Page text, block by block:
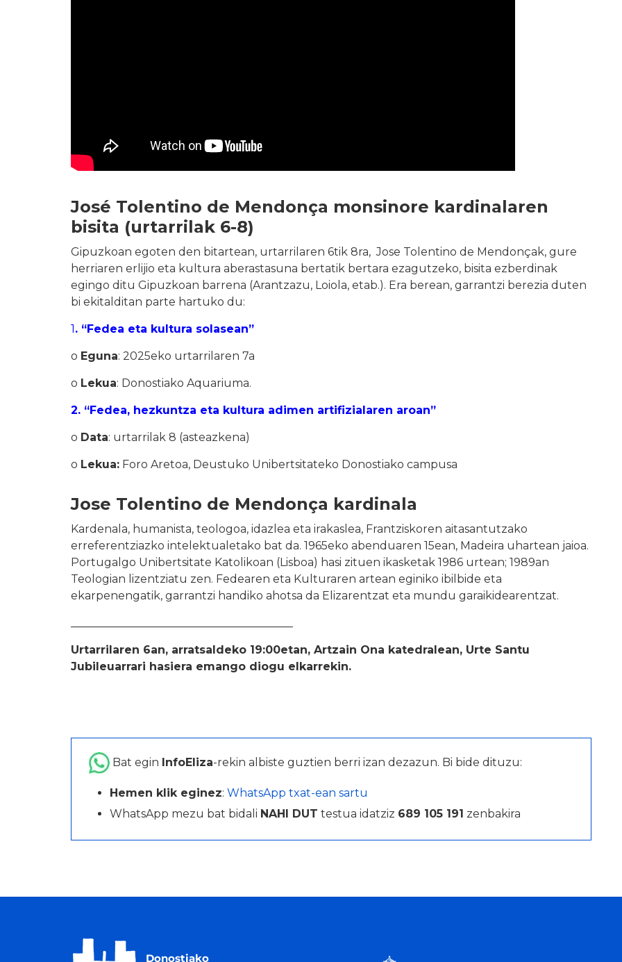
José Tolentino de Mendonça monsinore kardinalaren
bisita (urtarrilak 6-8)
Gipuzkoan egoten den bitartean, urtarrilaren 6tik 8ra, Jose Tolentino de Mendonçak, gure
herriaren erlijio eta kultura aberastasuna bertatik bertara ezagutzeko, bisita ezberdinak
egingo ditu Gipuzkoan barrena (Arantzazu, Loiola, etab.). Era berean, garrantzi berezia duten
bi ekitalditan parte hartuko du:
1 . “Fedea eta kultura solasean”
o Eguna: 2025eko urtarrilaren 7a
o Lekua: Donostiako Aquariuma.
2. “Fedea, hezkuntza eta kultura adimen artifizialaren aroan”
o Data: urtarrilak 8 (asteazkena)
o Lekua: Foro Aretoa, Deustuko Unibertsitateko Donostiako campusa
Jose Tolentino de Mendonça kardinala
Kardenala, humanista, teologoa, idazlea eta irakaslea, Frantziskoren aitasantutzako
erreferentziazko intelektualetako bat da. 1965eko abenduaren 15ean, Madeira uhartean jaioa.
Portugalgo Unibertsitate Katolikoan (Lisboa) hasi zituen ikasketak 1986 urtean; 1989an
Teologian lizentziatu zen. Fedearen eta Kulturaren artean eginiko ibilbide eta
ekarpenengatik, garrantzi handiko ahotsa da Elizarentzat eta mundu garaikidearentzat.
Urtarrilaren 6an, arratsaldeko 19:00etan, Artzain Ona katedralean, Urte Santu
Jubileuarrari hasiera emango diogu elkarrekin.
Bat egin InfoEliza-rekin albiste guztien berri izan dezazun. Bi bide dituzu:
Hemen klik eginez: WhatsApp txat-ean sartu
WhatsApp mezu bat bidali NAHI DUT testua idatziz 689 105 191 zenbakira